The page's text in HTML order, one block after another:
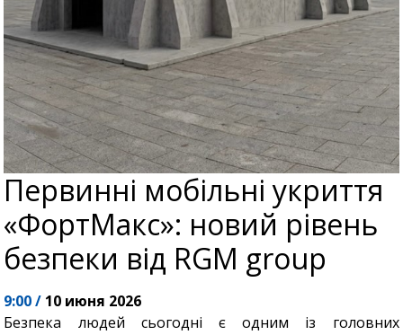
Первинні мобільні укриття
«ФортМакс»: новий рівень
безпеки від RGM group
9:00 / 10 июня 2026
Безпека людей сьогодні є одним із головних